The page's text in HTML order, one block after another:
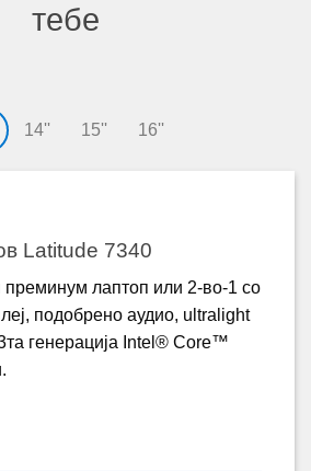
тебе
14'' 15'' 16''
Latitude 7340
преминум лаптоп или 2-во-1 со
подобрено аудио, ultralight
генерација Intel® Core™